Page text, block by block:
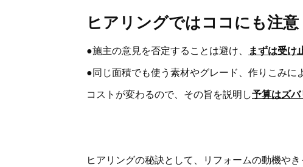
ヒアリングではココにも注意
●施主の意見を否定することは避け、
まずは受け
●同じ面積でも使う素材やグレード、作りこみに
コストが変わるので、その旨を説明し予算はズバ
ヒアリングの秘訣として、リフォームの動機や